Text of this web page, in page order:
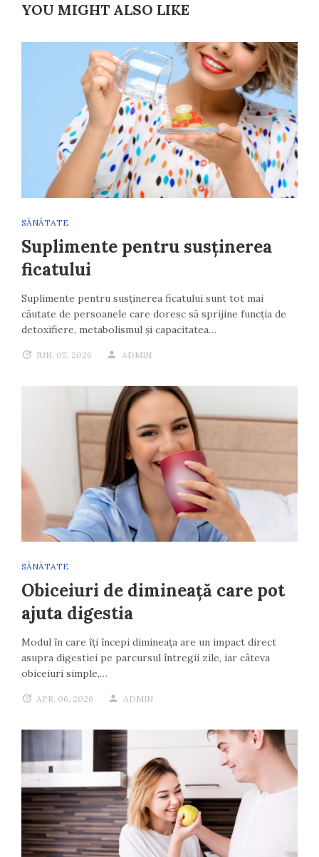
YOU MIGHT ALSO LIKE
SĂNĂTATE
Suplimente pentru susținerea
ficatului
Suplimente pentru susținerea ficatului sunt tot mai
căutate de persoanele care doresc să sprijine funcția de
detoxifiere, metabolismul și capacitatea…
IUN. 05, 2026 ADMIN
SĂNĂTATE
Obiceiuri de dimineață care pot
ajuta digestia
Modul în care îți începi dimineața are un impact direct
asupra digestiei pe parcursul întregii zile, iar câteva
obiceiuri simple,…
APR. 06, 2026 ADMIN